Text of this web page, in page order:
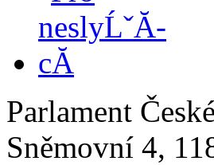
Parlament
Sněmovní 4,